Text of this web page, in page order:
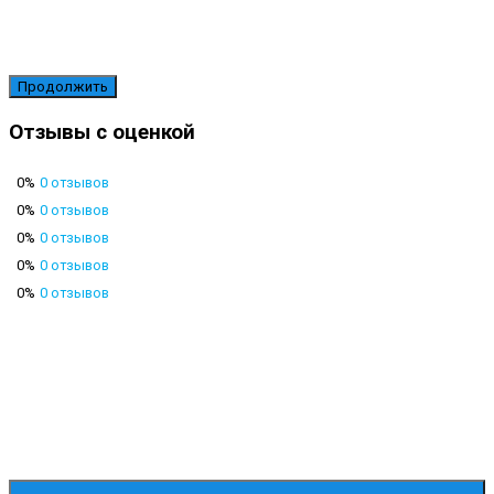
Продолжить
Отзывы с оценкой
0% 0 отзывов
0% 0 отзывов
0% 0 отзывов
0% 0 отзывов
0% 0 отзывов